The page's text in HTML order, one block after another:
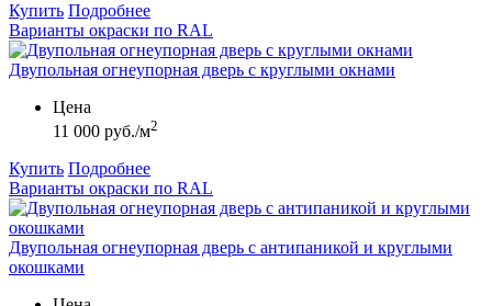
Купить Подробнее
Варианты окраски по RAL
Двупольная огнеупорная дверь с круглыми окнами
Цена
11 000 руб./м2
Купить Подробнее
Варианты окраски по RAL
Двупольная огнеупорная дверь с антипаникой и круглыми
окошками